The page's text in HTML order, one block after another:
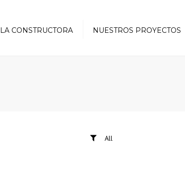
LA CONSTRUCTORA NUESTROS PROYECTOS
All